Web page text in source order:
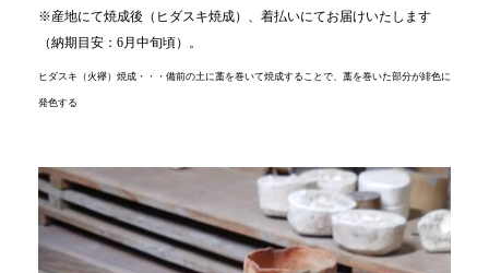
※産地にて焼成後（ヒダスキ焼成）、着払いにてお届けいたします
（納期目安：6月中旬頃）。
ヒダスキ（火襷）焼成・・・備前の土に藁を巻いて焼成することで、藁を巻いた部分が緋色に
発色する